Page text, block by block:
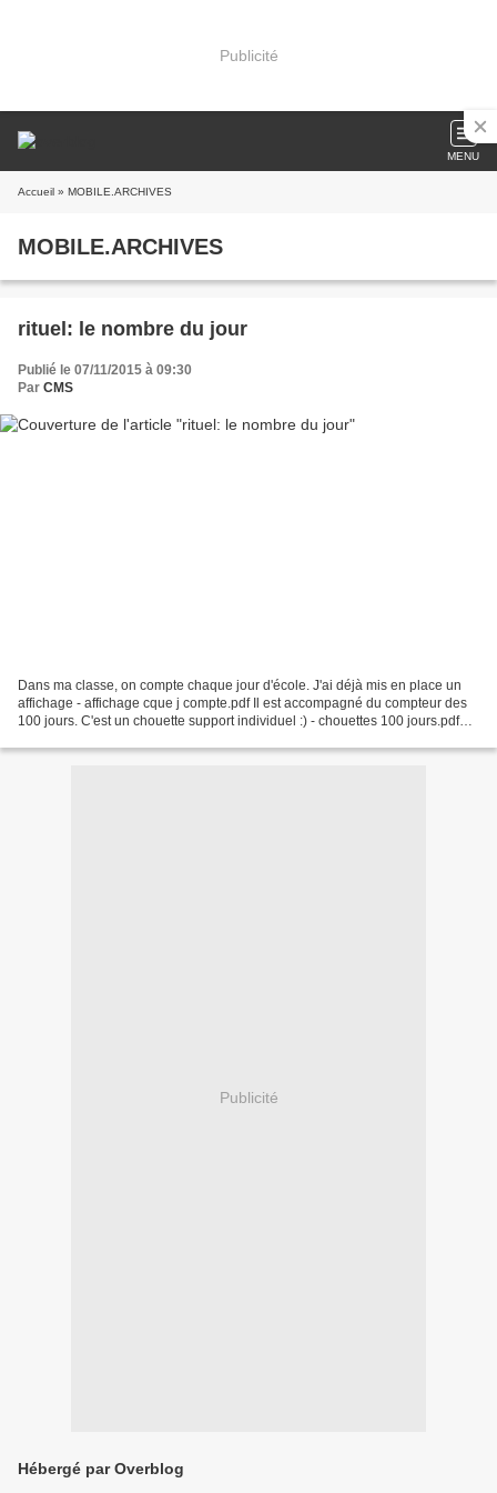
Publicité
MENU
Accueil » MOBILE.ARCHIVES
MOBILE.ARCHIVES
rituel: le nombre du jour
Publié le 07/11/2015 à 09:30
Par CMS
Dans ma classe, on compte chaque jour d'école. J'ai déjà mis en place un
affichage - affichage cque j compte.pdf Il est accompagné du compteur des
100 jours. C'est un chouette support individuel :) - chouettes 100 jours.pdf
Publicité
Hébergé par Overblog